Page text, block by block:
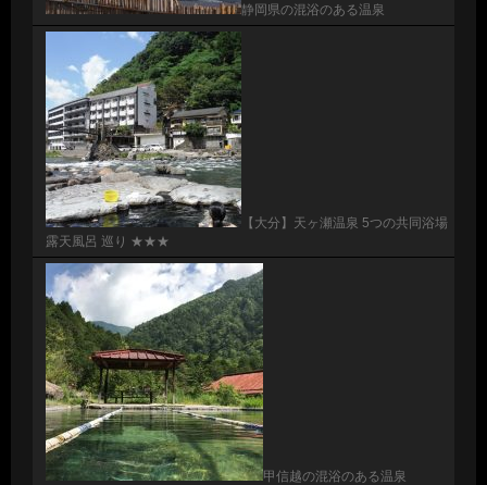
静岡県の混浴のある温泉
【大分】天ヶ瀬温泉 5つの共同浴場
露天風呂 巡り ★★★
甲信越の混浴のある温泉